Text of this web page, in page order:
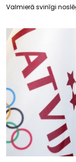
Valmierā svinīgi